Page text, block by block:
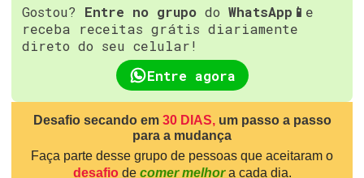
Gostou? Entre no grupo do WhatsApp📱 e
receba receitas grátis diariamente
direto do seu celular!
Entre agora
Desafio secando em 30 DIAS, um passo a passo
para a mudança
Faça parte desse grupo de pessoas que aceitaram o
desafio de comer melhora cada dia.